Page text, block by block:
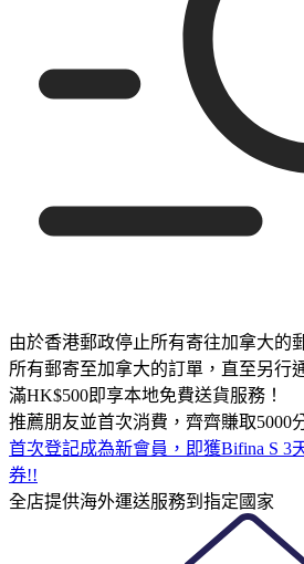
由於香港郵政停止所有寄往加拿大的
所有郵寄至加拿大的訂單，直至另行
滿HK$500即享本地免費送貨服務！
推薦朋友並首次消費，齊齊賺取5000
首次登記成為新會員，即獲Bifina S 3
券!!
全店提供海外運送服務到指定國家